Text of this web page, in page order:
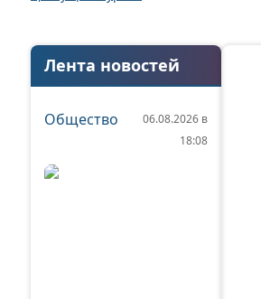
Лента новостей
Общество
06.08.2026 в
18:08